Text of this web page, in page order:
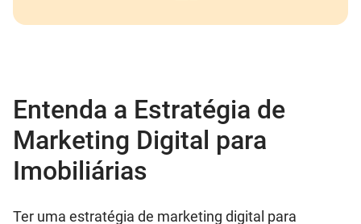
Entenda a Estratégia de
Marketing Digital para
Imobiliárias
Ter uma estratégia de marketing digital para